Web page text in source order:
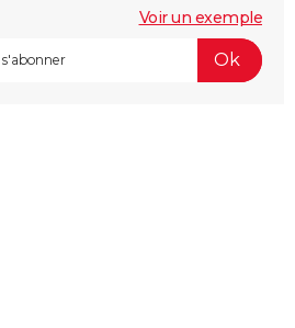
Voir un exemple